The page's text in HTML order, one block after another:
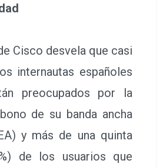
Cisco desvela que casi
internautas españoles
preocupados por la
de su banda ancha
y más de una quinta
de los usuarios que